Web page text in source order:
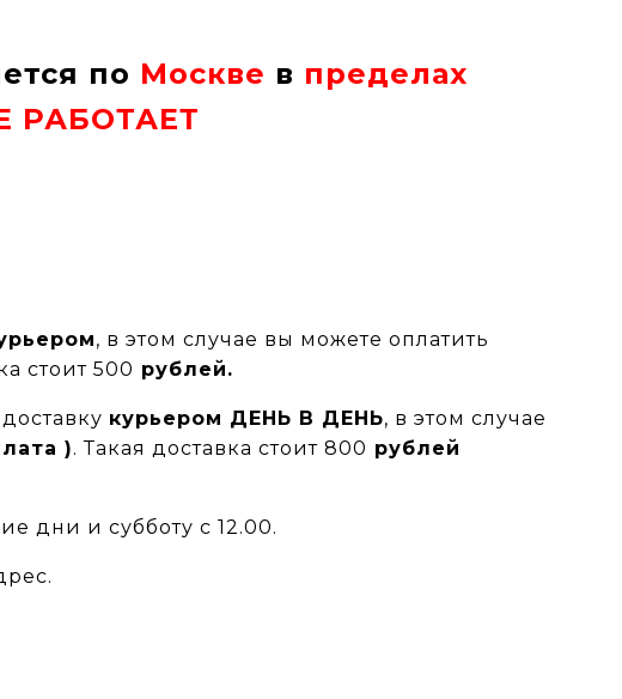
по Москве в пределах
РАБОТАЕТ
, в этом случае вы можете оплатить
стоит 500 рублей.
курьером ДЕНЬ В ДЕНЬ, в этом случае
). Такая доставка стоит 800 рублей
дни и субботу с 12.00.